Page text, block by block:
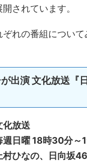
されています。
れの番組について
出演 文化放送『
放送
週日曜 18時30分～
ひなの、日向坂